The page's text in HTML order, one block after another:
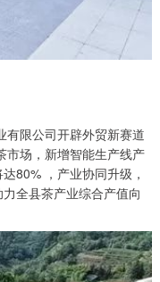
有限公司开辟外贸新赛道
市场，新增智能生产线产
80% ，产业协同升级，
全县茶产业综合产值向